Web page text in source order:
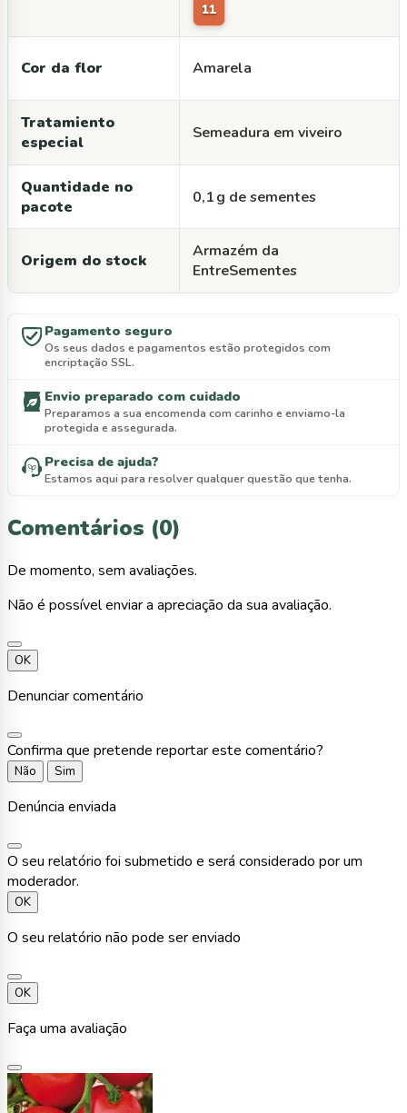
11
Cor da flor Amarela
Tratamiento
especial
Semeadura em viveiro
Quantidade no
pacote
0,1 g de sementes
Origem do stock
Armazém da
EntreSementes
Pagamento seguro
Os seus dados e pagamentos estão protegidos com
encriptação SSL.
Envio preparado com cuidado
Preparamos a sua encomenda com carinho e enviamo-la
protegida e assegurada.
Precisa de ajuda?
Estamos aqui para resolver qualquer questão que tenha.
Comentários (0)
De momento, sem avaliações.
Não é possível enviar a apreciação da sua avaliação.
OK
Denunciar comentário
Confirma que pretende reportar este comentário?
Não Sim
Denúncia enviada
O seu relatório foi submetido e será considerado por um
moderador.
OK
O seu relatório não pode ser enviado
OK
Faça uma avaliação